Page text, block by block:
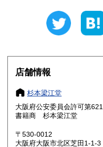
350円
大阪府
奈良県
鳥取県 350円
岡山県
店舗情報
杉本梁江堂
大阪府公安委員会許可第
書籍商 杉本梁江堂
〒530-0012
大阪府大阪市北区芝田1-